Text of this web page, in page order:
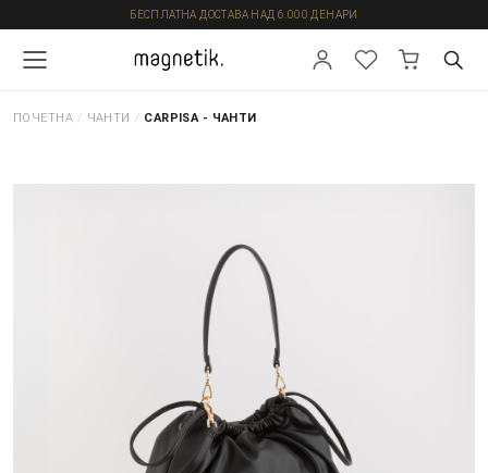
БЕСПЛАТНА ДОСТАВА НАД 6.000 ДЕНАРИ
ПОЧЕТНА / ЧАНТИ / CARPISA - ЧАНТИ